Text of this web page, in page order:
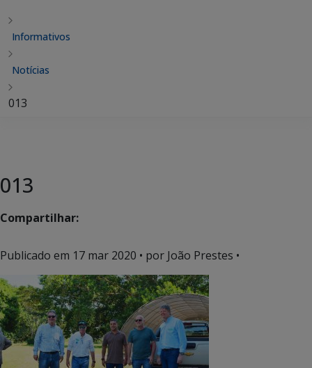
Informativos
Notícias
013
013
Compartilhar:
Publicado em 17 mar 2020 • por João Prestes •